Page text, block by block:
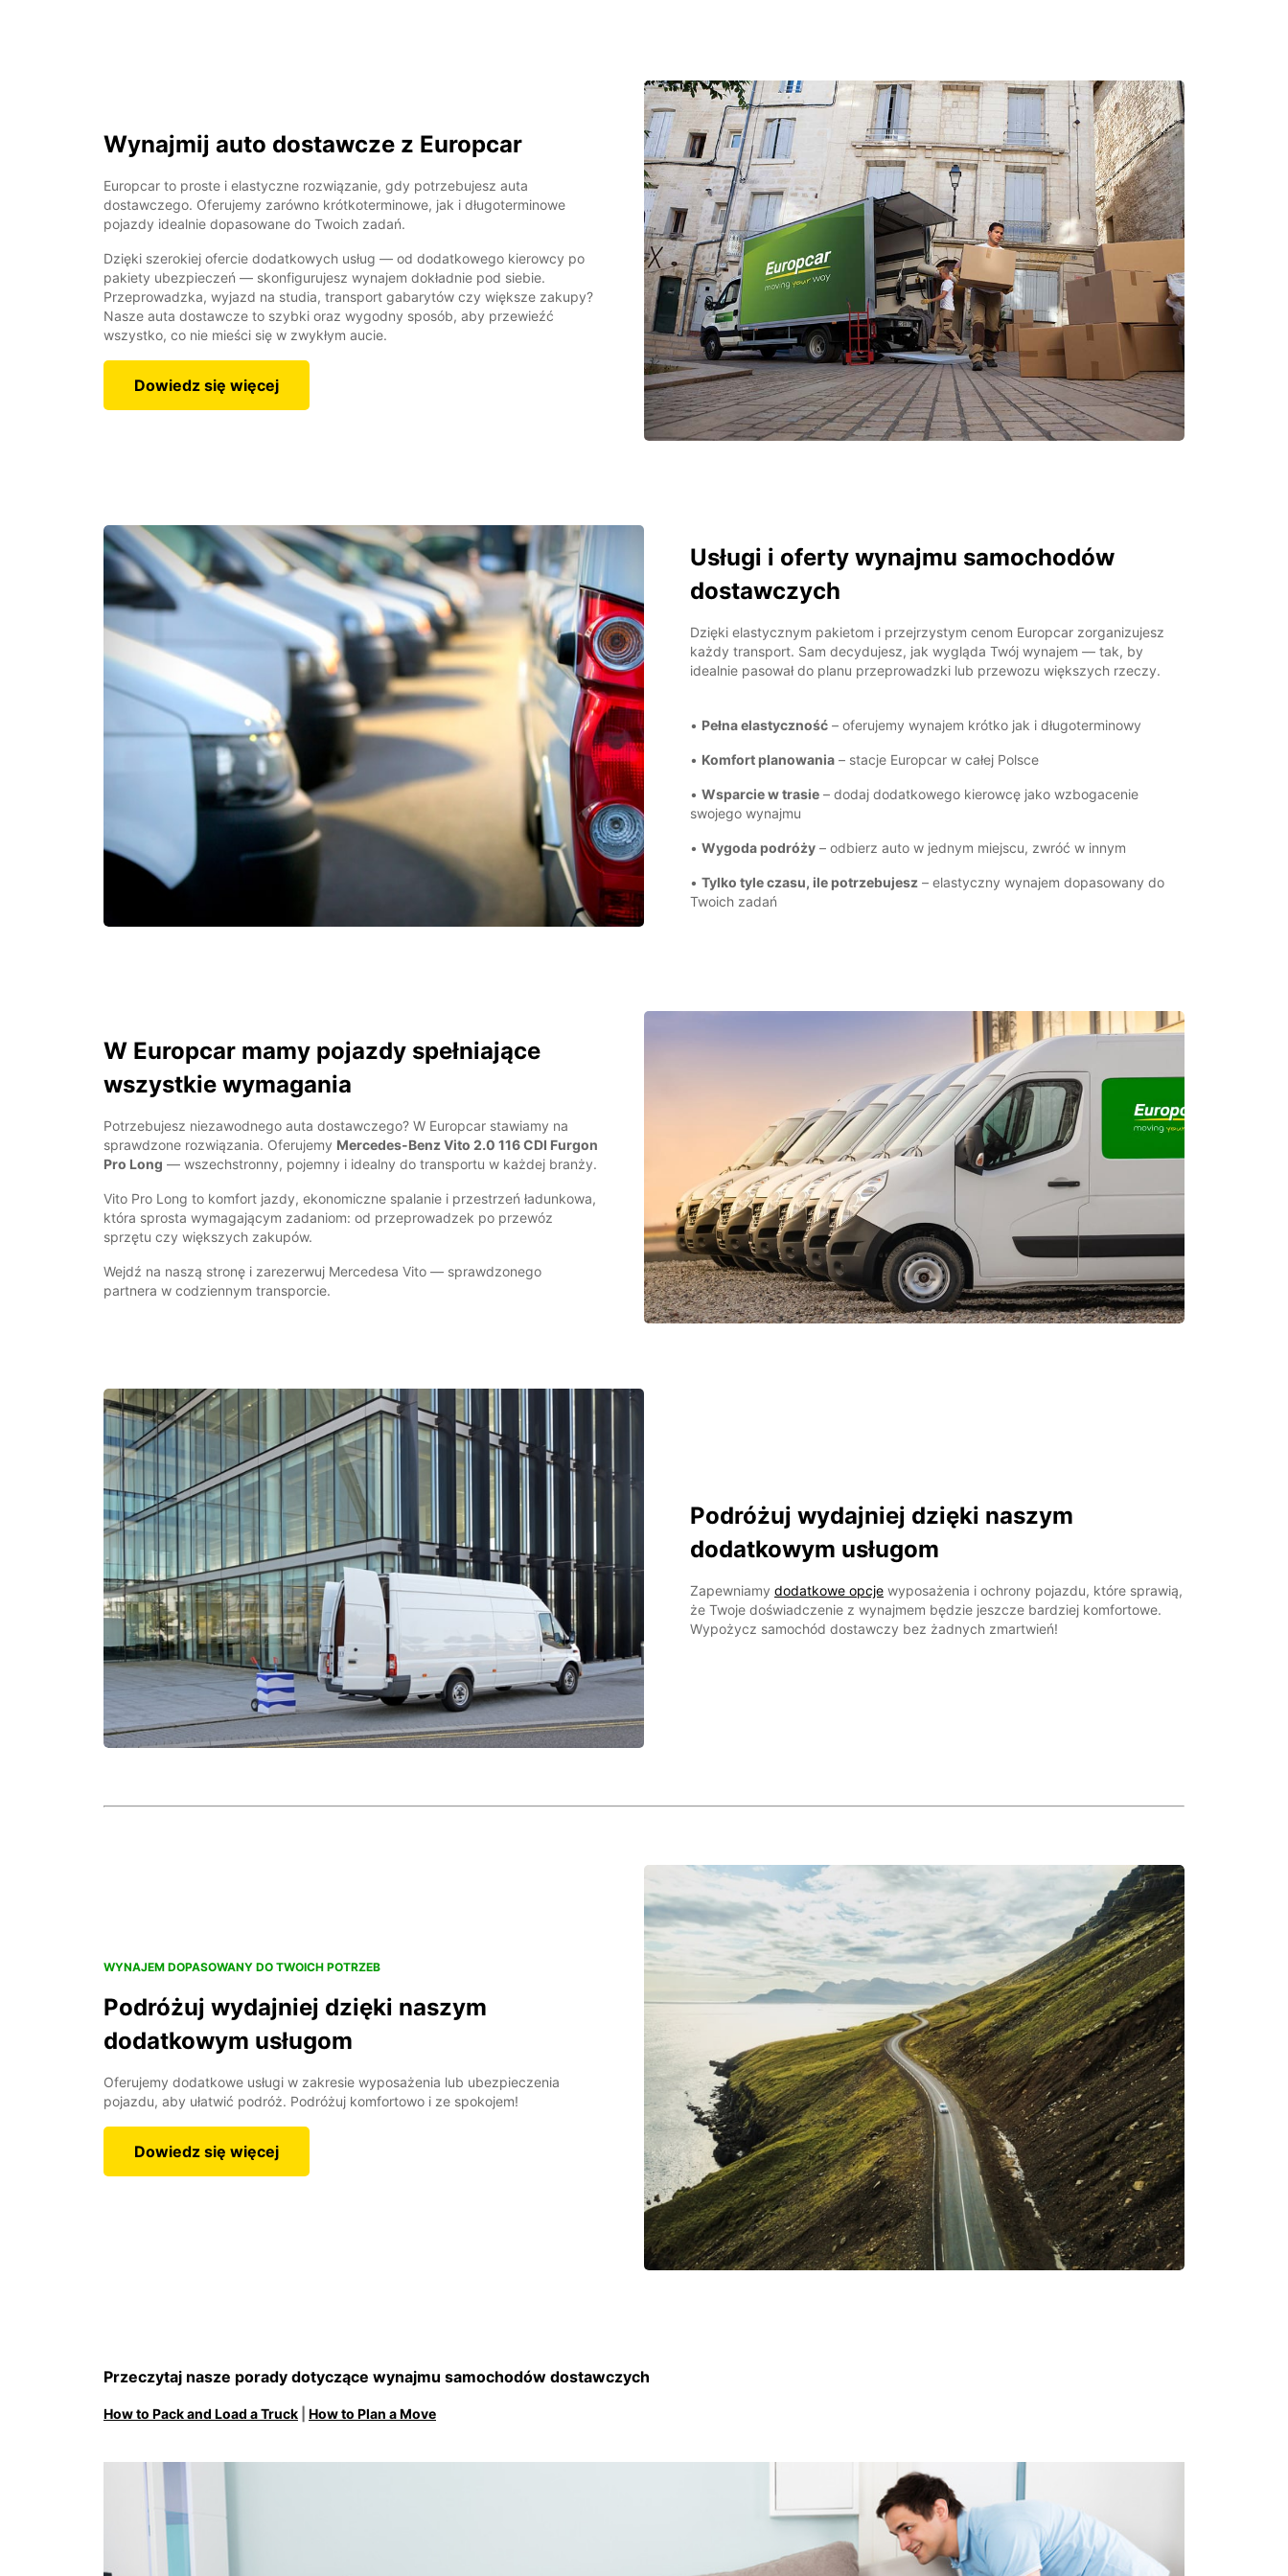
Wynajmij auto dostawcze z Europcar
Europcar to proste i elastyczne rozwiązanie, gdy potrzebujesz auta
dostawczego. Oferujemy zarówno krótkoterminowe, jak i długoterminowe
pojazdy idealnie dopasowane do Twoich zadań.
Dzięki szerokiej ofercie dodatkowych usług — od dodatkowego kierowcy po
pakiety ubezpieczeń — skonfigurujesz wynajem dokładnie pod siebie.
Przeprowadzka, wyjazd na studia, transport gabarytów czy większe zakupy?
Nasze auta dostawcze to szybki oraz wygodny sposób, aby przewieźć
wszystko, co nie mieści się w zwykłym aucie.
Dowiedz się więcej
Usługi i oferty wynajmu samochodów
dostawczych
Dzięki elastycznym pakietom i przejrzystym cenom Europcar zorganizujesz
każdy transport. Sam decydujesz, jak wygląda Twój wynajem — tak, by
idealnie pasował do planu przeprowadzki lub przewozu większych rzeczy.
• Pełna elastyczność – oferujemy wynajem krótko jak i długoterminowy
• Komfort planowania – stacje Europcar w całej Polsce
• Wsparcie w trasie – dodaj dodatkowego kierowcę jako wzbogacenie
swojego wynajmu
• Wygoda podróży – odbierz auto w jednym miejscu, zwróć w innym
• Tylko tyle czasu, ile potrzebujesz – elastyczny wynajem dopasowany do
Twoich zadań
W Europcar mamy pojazdy spełniające
wszystkie wymagania
Potrzebujesz niezawodnego auta dostawczego? W Europcar stawiamy na
sprawdzone rozwiązania. Oferujemy Mercedes-Benz Vito 2.0 116 CDI Furgon
Pro Long — wszechstronny, pojemny i idealny do transportu w każdej branży.
Vito Pro Long to komfort jazdy, ekonomiczne spalanie i przestrzeń ładunkowa,
która sprosta wymagającym zadaniom: od przeprowadzek po przewóz
sprzętu czy większych zakupów.
Wejdź na naszą stronę i zarezerwuj Mercedesa Vito — sprawdzonego
partnera w codziennym transporcie.
Podróżuj wydajniej dzięki naszym
dodatkowym usługom
Zapewniamy dodatkowe opcje wyposażenia i ochrony pojazdu, które sprawią,
że Twoje doświadczenie z wynajmem będzie jeszcze bardziej komfortowe.
Wypożycz samochód dostawczy bez żadnych zmartwień!
WYNAJEM DOPASOWANY DO TWOICH POTRZEB
Podróżuj wydajniej dzięki naszym
dodatkowym usługom
Oferujemy dodatkowe usługi w zakresie wyposażenia lub ubezpieczenia
pojazdu, aby ułatwić podróż. Podróżuj komfortowo i ze spokojem!
Dowiedz się więcej
Przeczytaj nasze porady dotyczące wynajmu samochodów dostawczych
How to Pack and Load a Truck How to Plan a Move